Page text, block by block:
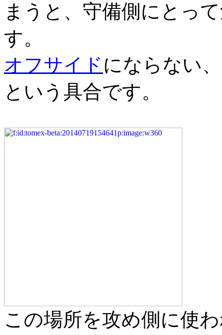
まうと、守備側にとっ
す。
オフサイド にならない
という具合です。
この場所を攻め側に使